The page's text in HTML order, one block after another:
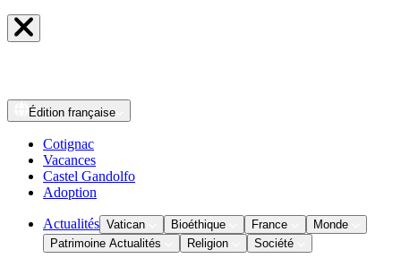
Édition française
Cotignac
Vacances
Castel Gandolfo
Adoption
Actualités Vatican Bioéthique France
Monde
Patrimoine Actualités
Religion Société